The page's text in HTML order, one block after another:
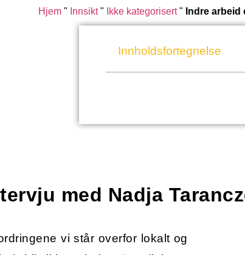
Hjem" Innsikt" Ikke kategorisert" Indre
Innholdsfortegnelse
med Nadja
vi står overfor lokalt og